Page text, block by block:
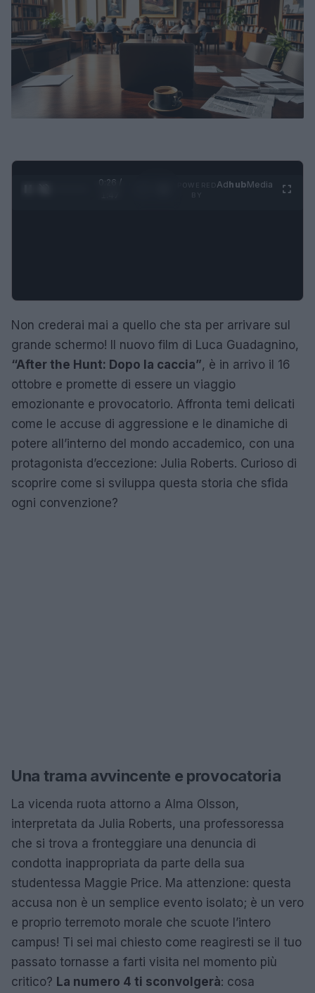
0:27 /
AdhubMedia
Non crederai mai a quello che sta per arrivare sul
grande schermo! Il nuovo film di Luca Guadagnino,
“After the Hunt: Dopo la caccia”, è in arrivo il 16
ottobre e promette di essere un viaggio
emozionante e provocatorio. Affronta temi delicati
come le accuse di aggressione e le dinamiche di
potere all’interno del mondo accademico, con una
protagonista d’eccezione: Julia Roberts. Curioso di
scoprire come si sviluppa questa storia che sfida
ogni convenzione?
Una trama avvincente e provocatoria
La vicenda ruota attorno a Alma Olsson,
interpretata da Julia Roberts, una professoressa
che si trova a fronteggiare una denuncia di
condotta inappropriata da parte della sua
studentessa Maggie Price. Ma attenzione: questa
accusa non è un semplice evento isolato; è un vero
e proprio terremoto morale che scuote l’intero
campus! Ti sei mai chiesto come reagiresti se il tuo
passato tornasse a farti visita nel momento più
critico? La numero 4 ti sconvolgerà: cosa